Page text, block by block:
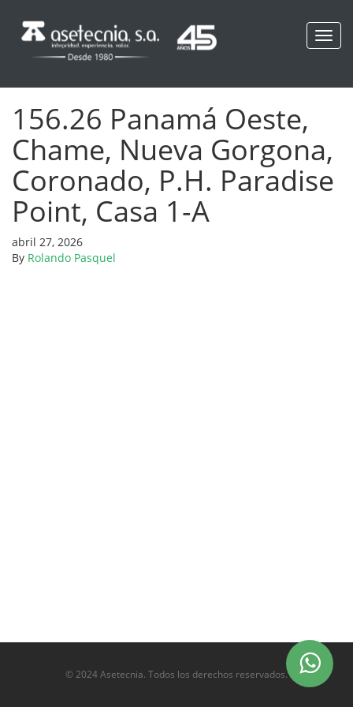
156.26 Panamá Oeste,
Chame, Nueva Gorgona,
Coronado, P.H. Paradise
Point, Casa 1-A
abril 27, 2026
By Rolando Pasquel
© 2024 Asetecnia. Todos los derechos reservados.